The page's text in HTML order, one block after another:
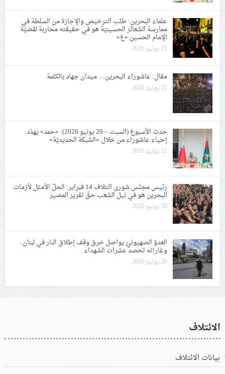
علماء البحرين: طلب الترخيص والإجازة من السلطة في
ممارسة الشعائر الحسينيّة هو في حقيقته محاربة لقضيّة
الإمام الحسين «ع»
21 يونيو 2026
مقال: عاشوراء البحرين… ميدان جهاد بالكلمة
21 يونيو 2026
حدث الأسبوع (السبت – 20 يونيو 2026): «حمد» يهدّد
إحياء عاشوراء من خلال «الشبكة الحديديّة»
21 يونيو 2026
رئيس مجلس شورى ائتلاف 14 فبراير: الحلّ الأمثل لأزمات
البحرين هو في نيل الشعب حقّ تقرير المصير
20 يونيو 2026
العدوّ الصهيونيّ يواصل خرق وقف إطلاق النار في لبنان..
وغاراته تحصد عشرات الشهداء
20 يونيو 2026
الائتلاف
بيانات الائتلاف